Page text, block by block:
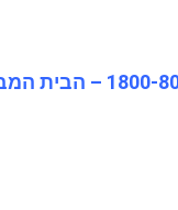
לקבלת הצעת מחיר חינם ללא כל התחייבות,